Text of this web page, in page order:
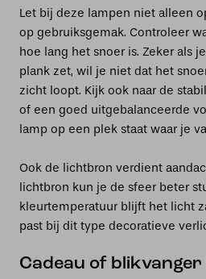
Let bij deze lampen niet alleen
op gebruiksgemak. Controleer
hoe lang het snoer is. Zeker als
plank zet, wil je niet dat het
zicht loopt. Kijk ook naar de
of een goed uitgebalanceerde
lamp op een plek staat waar je
Ook de lichtbron verdient
lichtbron kun je de sfeer beter
kleurtemperatuur blijft het licht
past bij dit type decoratieve
Cadeau of blikvanger